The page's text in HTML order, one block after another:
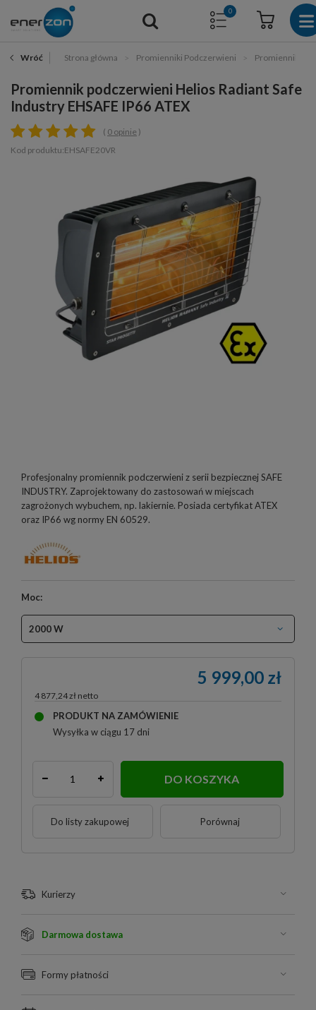
0
Wróć Strona główna Promienniki Podczerwieni Promienniki
Promiennik podczerwieni Helios Radiant Safe
Industry EHSAFE IP66 ATEX
0 opinie
Kod produktu:EHSAFE20VR
Profesjonalny promiennik podczerwieni z serii bezpiecznej SAFE
INDUSTRY. Zaprojektowany do zastosowań w miejscach
zagrożonych wybuchem, np. lakiernie. Posiada certyfikat ATEX
oraz IP66 wg normy EN 60529.
Moc:
2000 W
5 999,00 zł
4 877,24 zł
PRODUKT NA ZAMÓWIENIE
Wysyłka w ciągu 17 dni
DO KOSZYKA
Do listy zakupowej Porównaj
Kurierzy
Darmowa dostawa
Formy płatności